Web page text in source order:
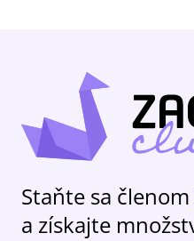
Staňte sa členom
a získajte